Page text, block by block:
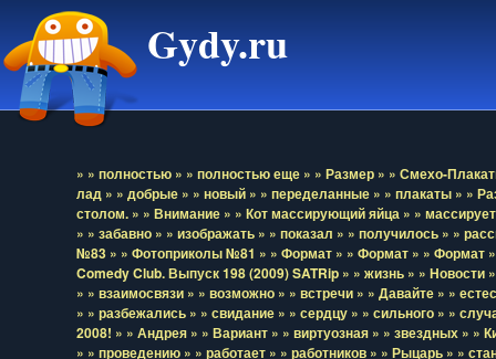
Gydy.ru
» » полностью » » полностью еще » » Размер » » Смехо-
лад » » добрые » » новый » » переделанные » » плакаты » »
столом. » » Внимание » » Кот массирующий яйца » » массирует
» » забавно » » изображать » » показал » » получилось » »
№83 » » Фотоприколы №81 » » Формат » » Формат » » Формат
Comedy Club. Выпуск 198 (2009) SATRip » » жизнь » » Новости
» » взаимосвязи » » возможно » » встречи » » Давайте » »
» » разбежались » » свидание » » сердцу » » сильного » »
2008! » » Андрея » » Вариант » » виртуозная » » звездных » »
» » проведению » » работает » » работников » » Рыцарь » »